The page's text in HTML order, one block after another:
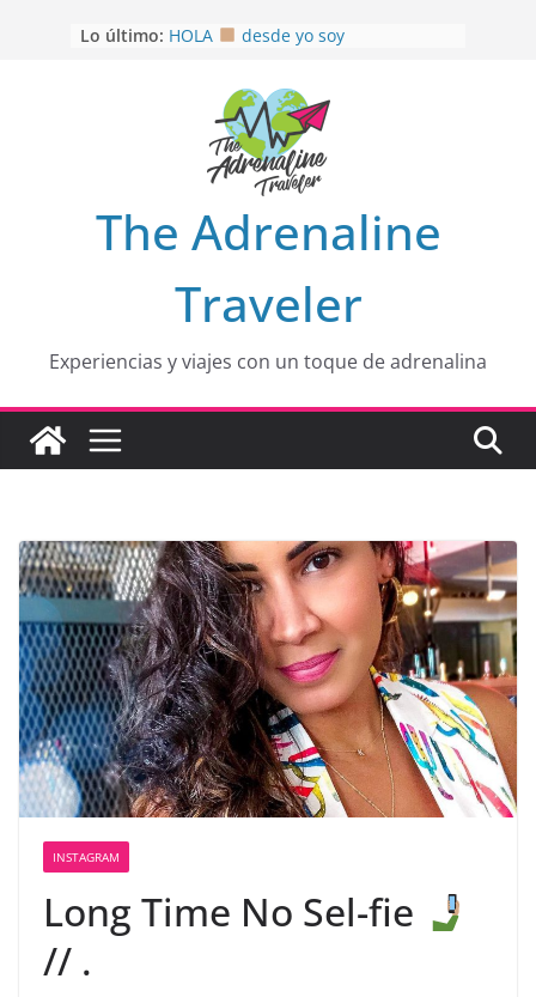
Lo último: OTRA PERSPECTIVA de RÍO EL
Aprovechando que Wen tenía que
EL SENDERO DEL CACAO: Excelente
opción
HOSPEDAJE AL NATURALSHH !!
En
The Adrenaline
Traveler
Experiencias y viajes con un toque de adrenalina
INSTAGRAM
Long Time No Sel-fie
// .